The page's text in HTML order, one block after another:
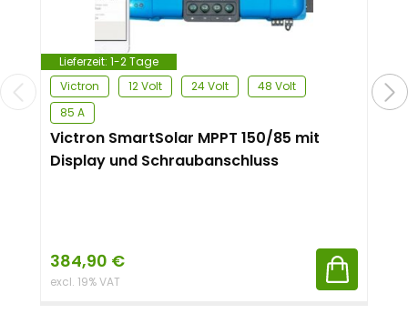
Lieferzeit: 1-2 Tage
Victron
12 Volt 24 Volt
48 Volt
85 A
Victron SmartSolar MPPT 150/85 mit
Display und Schraubanschluss
384,90 €
excl. 19% VAT